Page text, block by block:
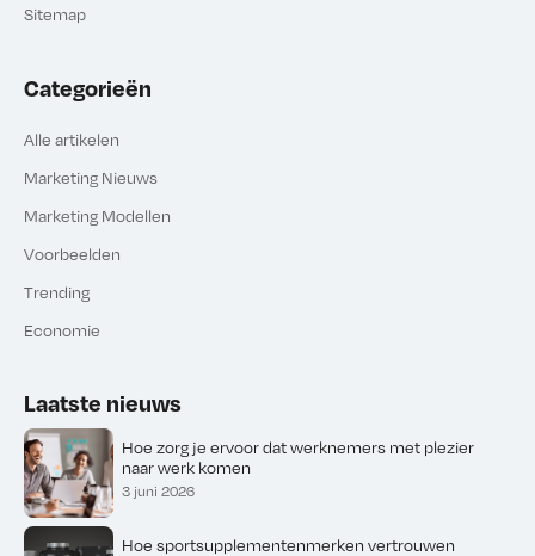
Sitemap
Categorieën
Alle artikelen
Marketing Nieuws
Marketing Modellen
Voorbeelden
Trending
Economie
Laatste nieuws
Hoe zorg je ervoor dat werknemers met plezier
naar werk komen
3 juni 2026
Hoe sportsupplementenmerken vertrouwen